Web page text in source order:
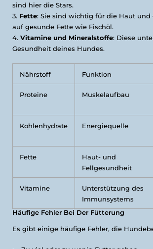
sind hier die Stars.
Fette: Sie sind wichtig für die Haut und
auf gesunde Fette wie Fischöl.
Vitamine und Mineralstoffe: Diese
Gesundheit deines Hundes.
Nährstoff Funktion
Proteine Muskelaufbau
Kohlenhydrate Energiequelle
Fette
Haut- und
Fellgesundheit
Vitamine
Unterstützung des
Immunsystems
Häufige Fehler Bei Der Fütterung
Es gibt einige häufige Fehler, die